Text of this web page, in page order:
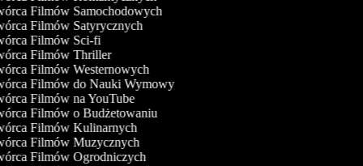
Filmów Samochodowych
Filmów Satyrycznych
Filmów Sci-fi
Filmów Thriller
Filmów Westernowych
Filmów do Nauki Wymowy
Filmów na YouTube
Filmów o Budżetowaniu
Filmów Kulinarnych
Filmów Muzycznych
Filmów Ogrodniczych